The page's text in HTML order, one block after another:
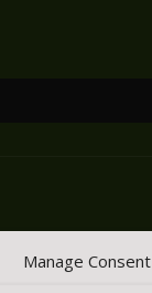
Manage Consent